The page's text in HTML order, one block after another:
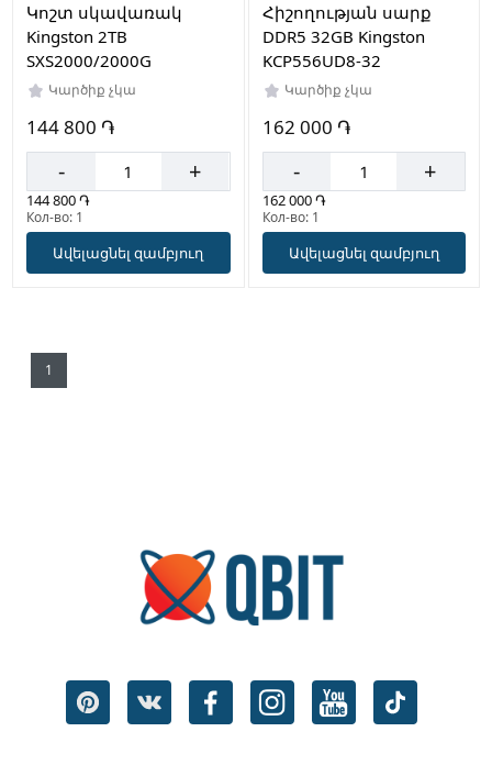
Կոշտ սկավառակ
Kingston 2TB
SXS2000/2000G
Կարծիք չկա
144 800 ֏
- +
144 800 ֏
Кол-во: 1
Ավելացնել զամբյուղ
Հիշողության սարք
DDR5 32GB Kingston
KCP556UD8-32
Կարծիք չկա
162 000 ֏
- +
162 000 ֏
Кол-во: 1
Ավելացնել զամբյուղ
1